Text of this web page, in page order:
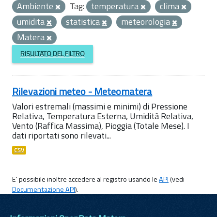
Ambiente
Tag: temperatura
clima
umidita
statistica
meteorologia
Matera
RISULTATO DEL FILTRO
Rilevazioni meteo - Meteomatera
Valori estremali (massimi e minimi) di Pressione
Relativa, Temperatura Esterna, Umidità Relativa,
Vento (Raffica Massima), Pioggia (Totale Mese). I
dati riportati sono rilevati...
CSV
E' possibile inoltre accedere al registro usando leAPI(vedi
Documentazione API).